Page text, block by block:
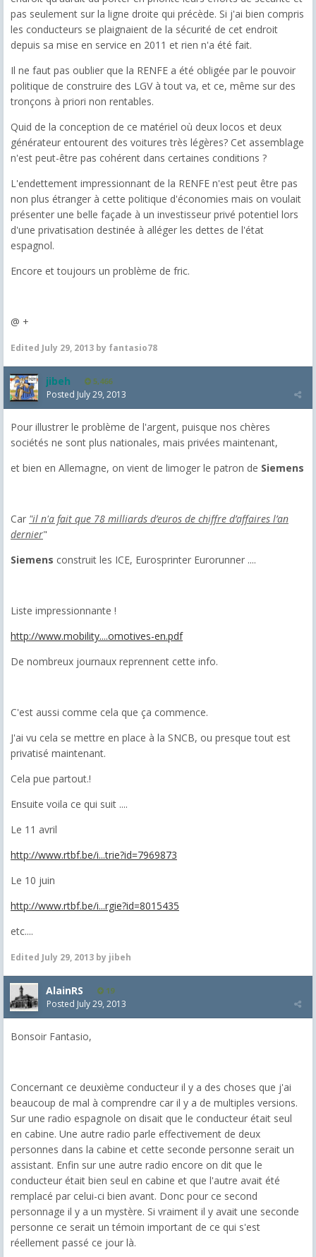
pas seulement sur la ligne droite qui précède. Si j'ai bien compris
les conducteurs se plaignaient de la sécurité de cet endroit
depuis sa mise en service en 2011 et rien n'a été fait.
Il ne faut pas oublier que la RENFE a été obligée par le pouvoir
politique de construire des LGV à tout va, et ce, même sur des
tronçons à priori non rentables.
Quid de la conception de ce matériel où deux locos et deux
générateur entourent des voitures très légères? Cet assemblage
n'est peut-être pas cohérent dans certaines conditions ?
L'endettement impressionnant de la RENFE n'est peut être pas
non plus étranger à cette politique d'économies mais on voulait
présenter une belle façade à un investisseur privé potentiel lors
d'une privatisation destinée à alléger les dettes de l'état
espagnol.
Encore et toujours un problème de fric.
@ +
Edited July 29, 2013 by fantasio78
jibeh 5,466
Posted July 29, 2013
Pour illustrer le problème de l'argent, puisque nos chères
sociétés ne sont plus nationales, mais privées maintenant,
et bien en Allemagne, on vient de limoger le patron de Siemens
Car "il n'a fait que 78 milliards d’euros de chiffre d’affaires l’an
dernier"
Siemens construit les ICE, Eurosprinter Eurorunner ....
Liste impressionnante !
http://www.mobility....omotives-en.pdf
De nombreux journaux reprennent cette info.
C'est aussi comme cela que ça commence.
J'ai vu cela se mettre en place à la SNCB, ou presque tout est
privatisé maintenant.
Cela pue partout.!
Ensuite voila ce qui suit ....
Le 11 avril
http://www.rtbf.be/i...trie?id=7969873
Le 10 juin
http://www.rtbf.be/i...rgie?id=8015435
etc....
Edited July 29, 2013 by jibeh
AlainRS 19
Posted July 29, 2013
Bonsoir Fantasio,
Concernant ce deuxième conducteur il y a des choses que j'ai
beaucoup de mal à comprendre car il y a de multiples versions.
Sur une radio espagnole on disait que le conducteur était seul
en cabine. Une autre radio parle effectivement de deux
personnes dans la cabine et cette seconde personne serait un
assistant. Enfin sur une autre radio encore on dit que le
conducteur était bien seul en cabine et que l'autre avait été
remplacé par celui-ci bien avant. Donc pour ce second
personnage il y a un mystère. Si vraiment il y avait une seconde
personne ce serait un témoin important de ce qui s'est
réellement passé ce jour là.